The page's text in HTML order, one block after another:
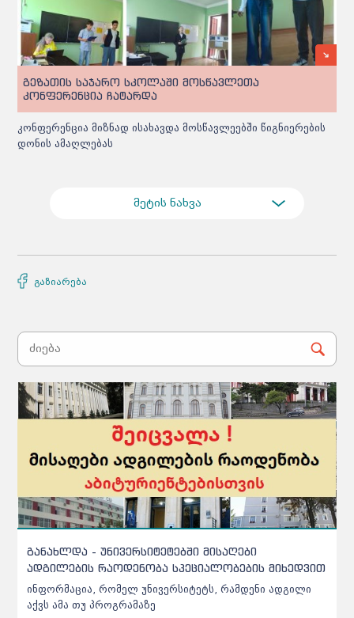
გეზათის საჯარო სკოლაში მოსწავლეთა
კონფერენცია ჩატარდა
კონფერენცია მიზნად ისახავდა მოსწავლეებში წიგნიერების
დონის ამაღლებას
მეტის ნახვა
გაზიარება
უნივერსიტეტებში მისაღები
რაოდენობა სპეციალობების მიხედვით
რომელ უნივერსიტეტს, რამდენი ადგილი
პროგრამაზე
ინფორმაციას